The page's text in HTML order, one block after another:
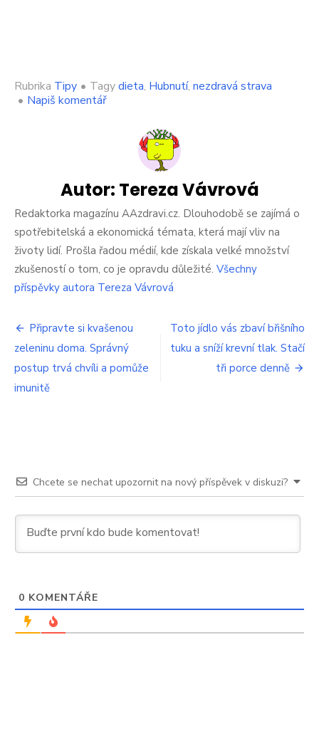
Rubrika Tipy • Tagydieta, Hubnutí, nezdravá strava
• Napiš komentářon
hranolky
zhubla
19
kilogramů.
Žena
prozradila,
jak
toho
dosáhla
Autor: Tereza Vávrová
Redaktorka magazínu AAzdravi.cz. Dlouhodobě se zajímá o
spotřebitelská a ekonomická témata, která mají vliv na
životy lidí. Prošla řadou médií, kde získala velké množství
zkušeností o tom, co je opravdu důležité. Všechny
příspěvky autora Tereza Vávrová
Navigace
pro
příspěvek
Připravte si kvašenou
zeleninu doma. Správný
postup trvá chvíli a pomůže
imunitě
Toto jídlo vás zbaví břišního
tuku a sníží krevní tlak. Stačí
tři porce denně
Chcete se nechat upozornit na nový příspěvek v diskuzi?
0 KOMENTÁŘE